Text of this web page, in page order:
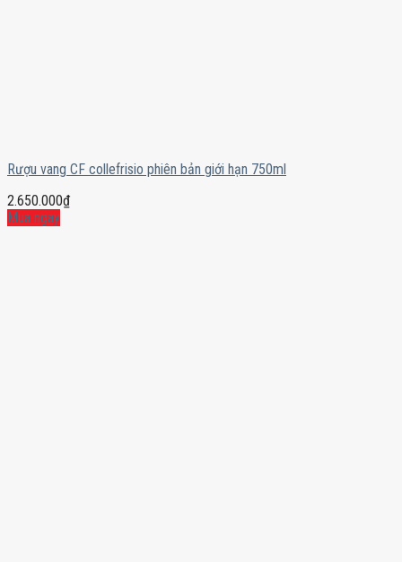
Rượu vang CF collefrisio phiên bản giới hạn 750ml
2.650.000₫
Mua ngay